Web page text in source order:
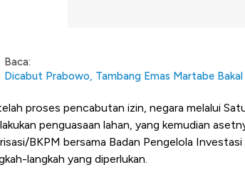
Baca:
Dicabut Prabowo, Tambang Emas Martabe
proses pencabutan izin, negara melalui
penguasaan lahan, yang kemudian
BKPM bersama Badan Pengelola
langkah yang diperlukan.